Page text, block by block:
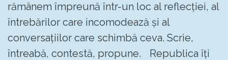
rămânem împreună într-un loc al reflecției, al
întrebărilor care incomodează și al
conversațiilor care schimbă ceva. Scrie,
întreabă, contestă, propune. Republica îți